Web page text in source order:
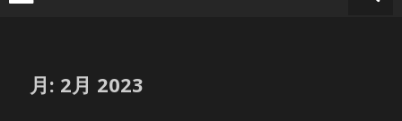
月: 2月 2023